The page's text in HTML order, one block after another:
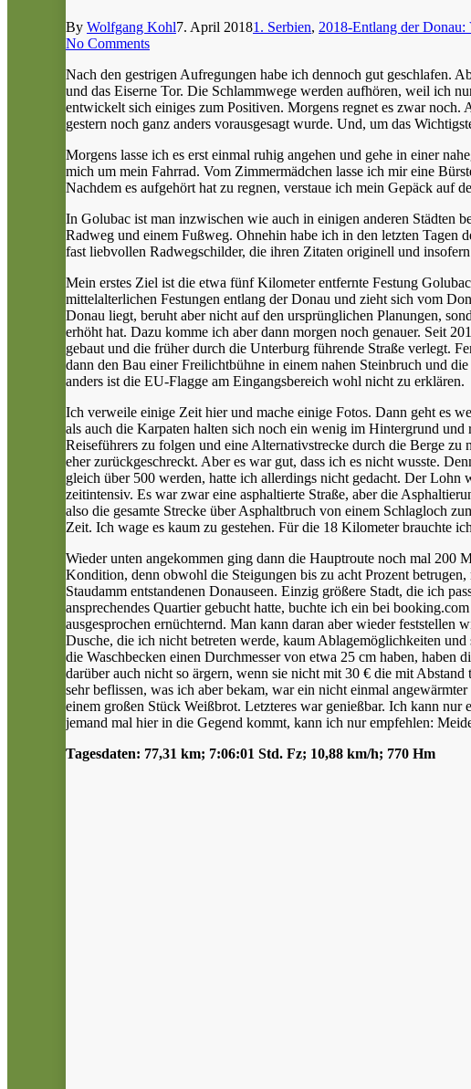
By Wolfgang Kohl7. April 20181. Serbien, 2018-Entlang der Donau:
No Comments
Nach den gestrigen Aufregungen habe ich dennoch gut geschlafen.
und das Eiserne Tor. Die Schlammwege werden aufhören, weil ich
entwickelt sich einiges zum Positiven. Morgens regnet es zwar
gestern noch ganz anders vorausgesagt wurde. Und, um das
Morgens lasse ich es erst einmal ruhig angehen und gehe in einer
mich um mein Fahrrad. Vom Zimmermädchen lasse ich mir eine
Nachdem es aufgehört hat zu regnen, verstaue ich mein Gepäck auf
In Golubac ist man inzwischen wie auch in einigen anderen Städten
Radweg und einem Fußweg. Ohnehin habe ich in den letzten
fast liebvollen Radwegschilder, die ihren Zitaten originell und
Mein erstes Ziel ist die etwa fünf Kilometer entfernte Festung
mittelalterlichen Festungen entlang der Donau und zieht sich vom
Donau liegt, beruht aber nicht auf den ursprünglichen Planungen,
erhöht hat. Dazu komme ich aber dann morgen noch genauer. Seit
gebaut und die früher durch die Unterburg führende Straße verlegt.
dann den Bau einer Freilichtbühne in einem nahen Steinbruch und
anders ist die EU-Flagge am Eingangsbereich wohl nicht zu erklären.
Ich verweile einige Zeit hier und mache einige Fotos. Dann geht es
als auch die Karpaten halten sich noch ein wenig im Hintergrund
Reiseführers zu folgen und eine Alternativstrecke durch die Berge
eher zurückgeschreckt. Aber es war gut, dass ich es nicht wusste.
gleich über 500 werden, hatte ich allerdings nicht gedacht. Der
zeitintensiv. Es war zwar eine asphaltierte Straße, aber die
also die gesamte Strecke über Asphaltbruch von einem Schlagloch
Zeit. Ich wage es kaum zu gestehen. Für die 18 Kilometer brauchte
Wieder unten angekommen ging dann die Hauptroute noch mal 200
Kondition, denn obwohl die Steigungen bis zu acht Prozent
Staudamm entstandenen Donauseen. Einzig größere Stadt, die ich
ansprechendes Quartier gebucht hatte, buchte ich ein bei
ausgesprochen ernüchternd. Man kann daran aber wieder
Dusche, die ich nicht betreten werde, kaum Ablagemöglichkeiten und
die Waschbecken einen Durchmesser von etwa 25 cm haben,
darüber auch nicht so ärgern, wenn sie nicht mit 30 € die mit
sehr beflissen, was ich aber bekam, war ein nicht einmal
einem großen Stück Weißbrot. Letzteres war genießbar. Ich kann
jemand mal hier in die Gegend kommt, kann ich nur empfehlen:
Tagesdaten: 77,31 km; 7:06:01 Std. Fz; 10,88 km/h; 770 Hm